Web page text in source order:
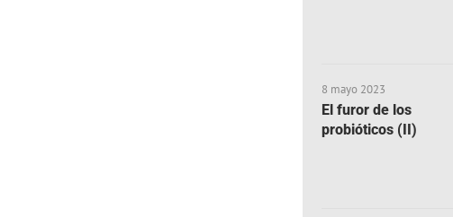
8 mayo 2023
El furor de los
probióticos (II)